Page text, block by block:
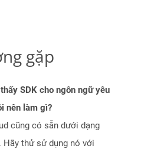
gặp
SDK cho ngôn ngữ yêu
nên làm gì?
cũng có sẵn dưới dạng
Hãy thử sử dụng nó với